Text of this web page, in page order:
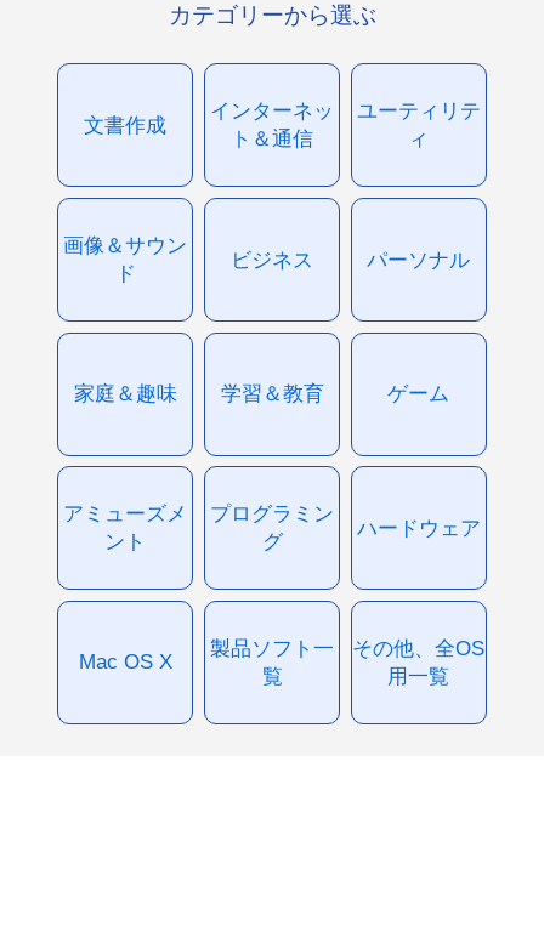
カテゴリーから選ぶ
文書作成
インターネッ
ト＆通信
ユーティリテ
ィ
画像＆サウン
ド
ビジネス パーソナル
家庭＆趣味 学習＆教育 ゲーム
アミューズメ
ント
プログラミン
グ
ハードウェア
Mac OS X
製品ソフト一
覧
その他、全OS
用一覧